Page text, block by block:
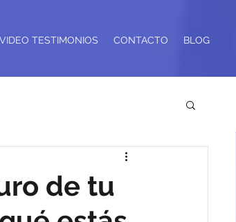
VIDEO TESTIMONIOS CONTACTO BLOG
de tu